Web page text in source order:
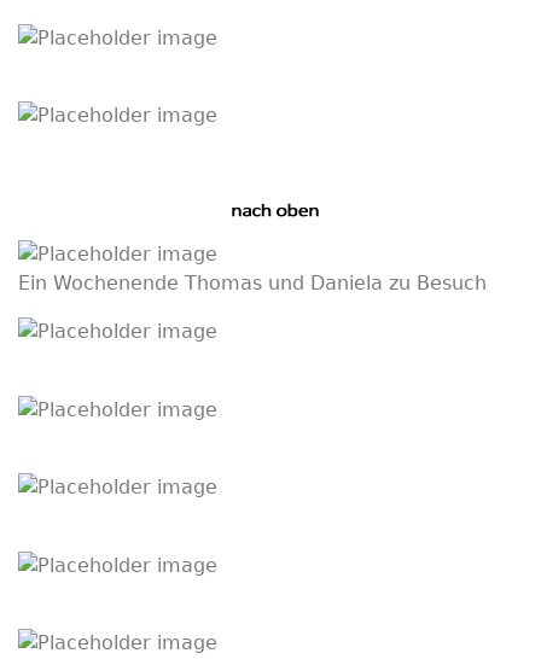
Ein Wochenende Thomas und Daniela zu Besuch